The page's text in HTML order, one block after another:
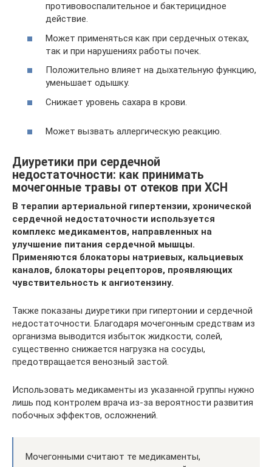
противовоспалительное и бактерицидное
действие.
Может применяться как при сердечных отеках,
так и при нарушениях работы почек.
Положительно влияет на дыхательную функцию,
уменьшает одышку.
Снижает уровень сахара в крови.
Может вызвать аллергическую реакцию.
Диуретики при сердечной
недостаточности: как принимать
мочегонные травы от отеков при ХСН
В терапии артериальной гипертензии, хронической
сердечной недостаточности используется
комплекс медикаментов, направленных на
улучшение питания сердечной мышцы.
Применяются блокаторы натриевых, кальциевых
каналов, блокаторы рецепторов, проявляющих
чувствительность к ангиотензину.
Также показаны диуретики при гипертонии и сердечной
недостаточности. Благодаря мочегонным средствам из
организма выводится избыток жидкости, солей,
существенно снижается нагрузка на сосуды,
предотвращается венозный застой.
Использовать медикаменты из указанной группы нужно
лишь под контролем врача из-за вероятности развития
побочных эффектов, осложнений.
Мочегонными считают те медикаменты,